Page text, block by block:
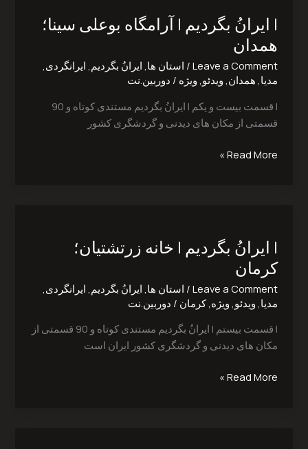
| ایرانُ بگردیم | آرامگاه بوعلی سینا؛
همدان
Leave a Comment
/ استان ها, ایرانُ بگردیم, ایرانگردی,
مدیا, همدان, ویدئو, ویژه / دوربین.نت
| قسمت بیست و یکم | ایرانُ بگردیم مستندی کوتاه و 90
قسمتی از مکان های دیدنی و گردشگری کشور
بگردیم
آرامگاه
بوعلی
سینا؛
همدان
Read More »
| ایرانُ بگردیم | خانه زرتشتیان؛
کرمان
Leave a Comment
/ استان ها ایرانُ بگردیم ایرانگردی
مدیا ویدئو ویژه ,کرمان / دوربین.نت
| قسمت بیستم | ایرانُ بگردیم مستندی کوتاه و 90 قسمتی از
مکان های دیدنی و گردشگری کشور ایران است
بگردیم
|
خانه
زرتشتیان؛
کرمان
Read More »